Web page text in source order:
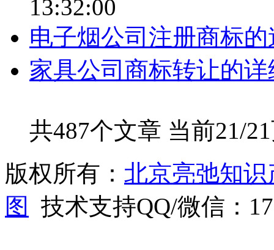
13:32:00
电子烟公司注册商标的
家具公司商标转让的
共487个文章 当前21/
版权所有： 北京亮弛知
图
技术支持QQ/微信：